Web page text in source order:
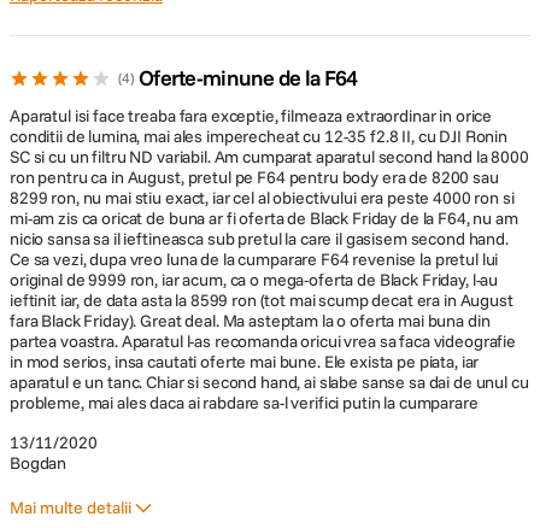
Functie de inregistrare video V-LogL preinstalata
O curba gama logaritmica neutra sau plana (?log?) surprinde imagini cu
interval dinamic ridicat, ideale pentru gradarea culorilor. In plus, o functie
de afisare LUT va ajuta sa setati expunerea si sa va exprimati intentia
regizorala (de ex., utilizati V-LogL la Rec.709 LUT pentru un aspect de tip
HDTV). HDR (High Dynamic Range - Interval dinamic ridicat) este un mod
de reproducere a partilor luminoase si a celor intunecate ale imaginii,
facand-o sa apara asa cum o vede ochiul uman. Puteti alege formatul
Hybrid Log Gamma (HLG) in Photo Style (Stil foto).
rafala
(Afisare in timp real)) *Atunci cand se
biti]/AFS/MF: H: 12 cadre/s, M: 7 cadre/s
(cu Live View (Afisare in timp real)), L: 2
cadre/s (cu Live View (Afisare in timp
real)) *Atunci cand se utilizeaza obiectivul
H-ES12060./AFF/AFC: H: 8 cadre/s (cu
Live View (Afisare in timp real)), M: 6
cadre/s (cu Live View (Afisare in timp
real)), L: 2 cadre/s (cu Live View (Afisare
in timp real)) *Atunci cand se utilizeaza
obiectivul H-ES12060.
Temporizator 10 sec, 3 imagini/2 sec/10 sec
Durata de timp
4 Oferte-minune de la F64
13/11/2020
Bogdan
Aparatul isi face treaba fara exceptie, filmeaza extraordinar in orice
conditii de lumina, mai ales imperecheat cu 12-35 f2.8 II, cu DJI Ronin
SC si cu un filtru ND variabil. Am cumparat aparatul second hand la 8000
ron pentru ca in August, pretul pe F64 pentru body era de 8200 sau
8299 ron, nu mai stiu exact, iar cel al obiectivului era peste 4000 ron si
mi-am zis ca oricat de buna ar fi oferta de Black Friday de la F64, nu am
nicio sansa sa il ieftineasca sub pretul la care il gasisem second hand.
Ce sa vezi, dupa vreo luna de la cumparare F64 revenise la pretul lui
original de 9999 ron, iar acum, ca o mega-oferta de Black Friday, l-au
ieftinit iar, de data asta la 8599 ron (tot mai scump decat era in August
fara Black Friday). Great deal. Ma asteptam la o oferta mai buna din
partea voastra. Aparatul l-as recomanda oricui vrea sa faca videografie
in mod serios, insa cautati oferte mai bune. Ele exista pe piata, iar
aparatul e un tanc. Chiar si second hand, ai slabe sanse sa dai de unul cu
probleme, mai ales daca ai rabdare sa-l verifici putin la cumparare
Mai multe detalii